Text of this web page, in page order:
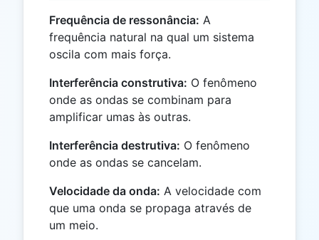
Frequência de ressonância: A
frequência natural na qual um sistema
oscila com mais força.
Interferência construtiva: O fenômeno
onde as ondas se combinam para
amplificar umas às outras.
Interferência destrutiva: O fenômeno
onde as ondas se cancelam.
Velocidade da onda: A velocidade com
que uma onda se propaga através de
um meio.